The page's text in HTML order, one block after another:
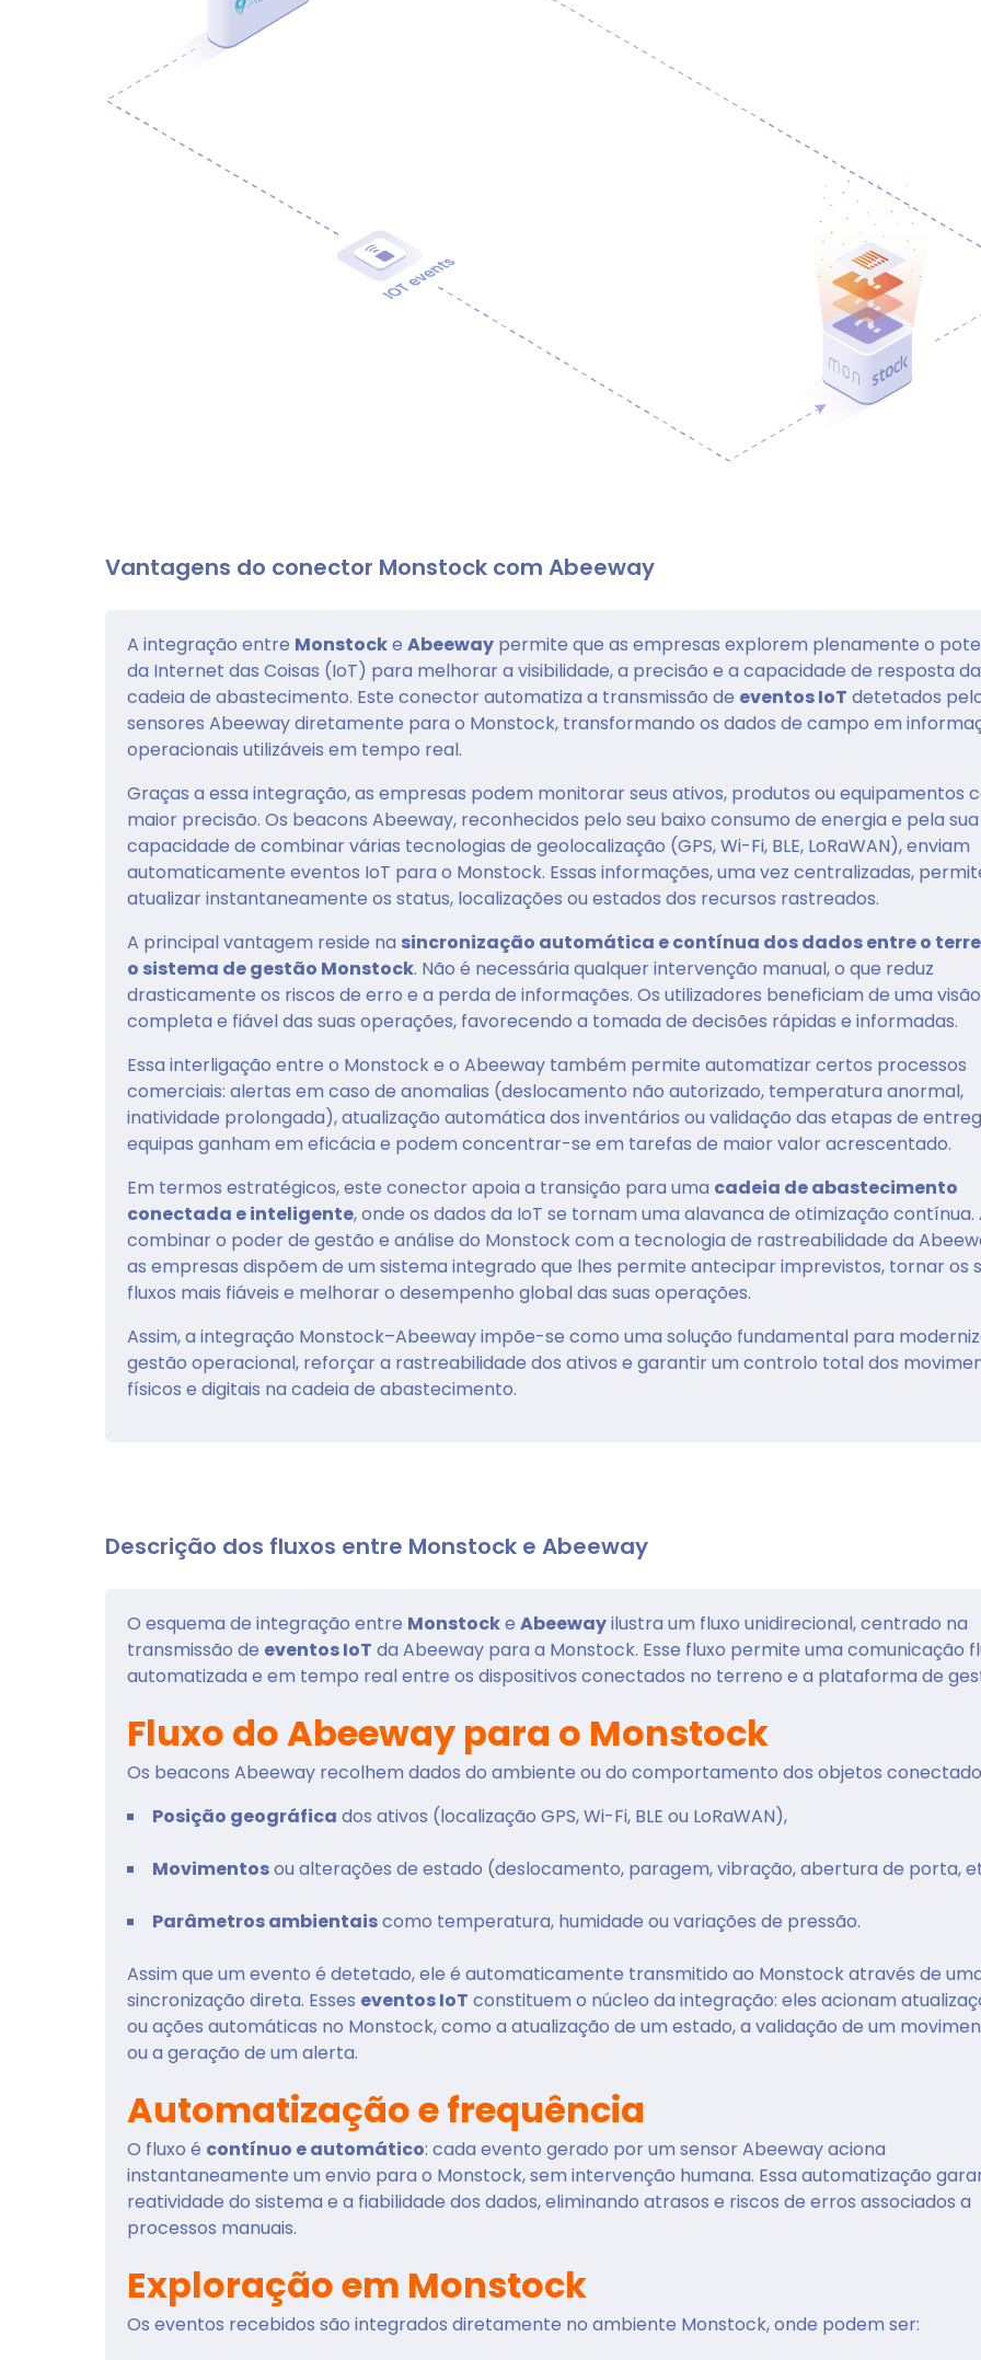
Vantagens do conector Monstock com Abeeway
A integração entre Monstocke Abeeway permite que as empresas explorem plenamente o
da Internet das Coisas (IoT) para melhorar a visibilidade, a precisão e a capacidade de resposta
cadeia de abastecimento. Este conector automatiza a transmissão de eventos IoT detetados
sensores Abeeway diretamente para o Monstock, transformando os dados de campo em
operacionais utilizáveis em tempo real.
Graças a essa integração, as empresas podem monitorar seus ativos, produtos ou equipamentos
maior precisão. Os beacons Abeeway, reconhecidos pelo seu baixo consumo de energia e pela sua
capacidade de combinar várias tecnologias de geolocalização (GPS, Wi-Fi, BLE, LoRaWAN), enviam
automaticamente eventos IoT para o Monstock. Essas informações, uma vez centralizadas,
atualizar instantaneamente os status, localizações ou estados dos recursos rastreados.
A principal vantagem reside na sincronização automática e contínua dos dados entre o
o sistema de gestão Monstock. Não é necessária qualquer intervenção manual, o que reduz
drasticamente os riscos de erro e a perda de informações. Os utilizadores beneficiam de uma visão
completa e fiável das suas operações, favorecendo a tomada de decisões rápidas e informadas.
Essa interligação entre o Monstock e o Abeeway também permite automatizar certos processos
comerciais: alertas em caso de anomalias (deslocamento não autorizado, temperatura anormal,
inatividade prolongada), atualização automática dos inventários ou validação das etapas de
equipas ganham em eficácia e podem concentrar-se em tarefas de maior valor acrescentado.
Em termos estratégicos, este conector apoia a transição para uma cadeia de abastecimento
conectada e inteligente, onde os dados da IoT se tornam uma alavanca de otimização contínua.
combinar o poder de gestão e análise do Monstock com a tecnologia de rastreabilidade da
as empresas dispõem de um sistema integrado que lhes permite antecipar imprevistos, tornar os
fluxos mais fiáveis e melhorar o desempenho global das suas operações.
Assim, a integração Monstock–Abeeway impõe-se como uma solução fundamental para
gestão operacional, reforçar a rastreabilidade dos ativos e garantir um controlo total dos
físicos e digitais na cadeia de abastecimento.
Descrição dos fluxos entre Monstock e Abeeway
O esquema de integração entre Monstocke Abeewayilustra um fluxo unidirecional, centrado na
transmissão de eventos IoT da Abeeway para a Monstock. Esse fluxo permite uma comunicação
automatizada e em tempo real entre os dispositivos conectados no terreno e a plataforma de
Fluxo do Abeeway para o Monstock
Os beacons Abeeway recolhem dados do ambiente ou do comportamento dos objetos
Posição geográfica dos ativos (localização GPS, Wi-Fi, BLE ou LoRaWAN),
Movimentosou alterações de estado (deslocamento, paragem, vibração, abertura de porta,
Parâmetros ambientaiscomo temperatura, humidade ou variações de pressão.
Assim que um evento é detetado, ele é automaticamente transmitido ao Monstock através de
sincronização direta. Esses eventos IoT constituem o núcleo da integração: eles acionam
ou ações automáticas no Monstock, como a atualização de um estado, a validação de um
ou a geração de um alerta.
Automatização e frequência
O fluxo é contínuo e automático: cada evento gerado por um sensor Abeeway aciona
instantaneamente um envio para o Monstock, sem intervenção humana. Essa automatização
reatividade do sistema e a fiabilidade dos dados, eliminando atrasos e riscos de erros associados a
processos manuais.
Exploração em Monstock
Os eventos recebidos são integrados diretamente no ambiente Monstock, onde podem ser: